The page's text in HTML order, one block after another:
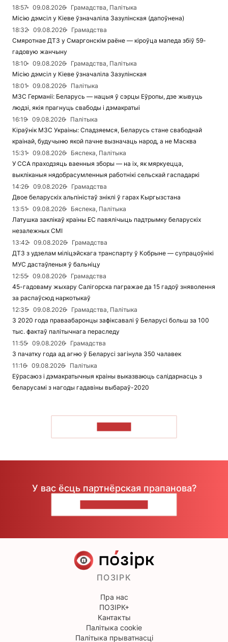
18:57
09.08.2026
Грамадства, Палітыка
Місію дэмсіл у Кіеве ўзначаліла Зазулінская (дапоўнена)
18:32
09.08.2026
Грамадства
Смяротнае ДТЗ у Смаргонскім раёне — кіроўца мапеда збіў 59-
гадовую жанчыну
18:10
09.08.2026
Грамадства, Палітыка
Місію дэмсіл у Кіеве ўзначаліла Зазулінская
18:01
09.08.2026
Палітыка
МЗС Германіі: Беларусь — нацыя ў сэрцы Еўропы, дзе жывуць
людзі, якія прагнуць свабоды і дэмакратыі
16:19
09.08.2026
Палітыка
Кіраўнік МЗС Украіны: Спадзяемся, Беларусь стане свабоднай
краінай, будучыню якой пачне вызначаць народ, а не Масква
15:31
09.08.2026
Бяспека, Палітыка
У ССА праходзяць ваенныя зборы — на іх, як мяркуецца,
выкліканыя нядобрасумленныя работнікі сельскай гаспадаркі
14:26
09.08.2026
Грамадства
Двое беларускіх альпіністаў зніклі ў гарах Кыргызстана
13:51
09.08.2026
Бяспека, Палітыка
Латушка заклікаў краіны ЕС павялічыць падтрымку беларускіх
незалежных СМІ
13:42
09.08.2026
Грамадства
ДТЗ з удзелам міліцэйскага транспарту ў Кобрыне — супрацоўнікі
МУС дастаўленыя ў бальніцу
12:55
09.08.2026
Грамадства
45-гадоваму жыхару Салігорска пагражае да 15 гадоў зняволення
за распаўсюд наркотыкаў
12:35
09.08.2026
Грамадства, Палітыка
З 2020 года праваабаронцы зафіксавалі ў Беларусі больш за 100
тыс. фактаў палітычнага пераследу
11:55
09.08.2026
Грамадства
З пачатку года ад агню ў Беларусі загінула 350 чалавек
11:16
09.08.2026
Палітыка
Еўрасаюз і дэмакратычныя краіны выказваюць салідарнасць з
беларусамі з нагоды гадавіны выбараў-2020
У вас ёсць партнёрская прапанова?
ПОЗІРК
Пра нас
ПОЗІРК+
Кантакты
Палітыка cookie
Палітыка прыватнасці